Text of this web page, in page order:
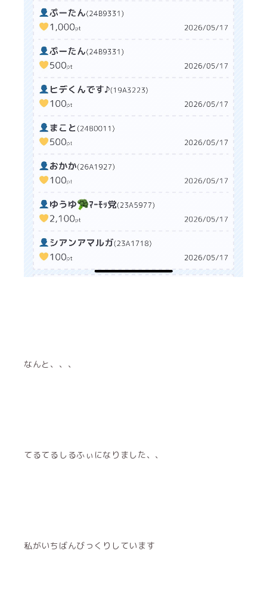
なんと、、、
てるてるしるふぃになりました、、
私がいちばんびっくりしています